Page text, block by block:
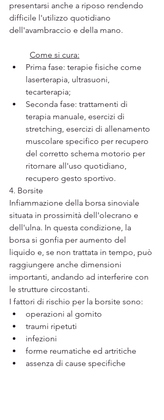
presentarsi anche a riposo rendendo
difficile l'utilizzo quotidiano
dell'avambraccio e della mano.
Come si cura:
Prima fase: terapie fisiche come
laserterapia, ultrasuoni,
tecarterapia;
Seconda fase: trattamenti di
terapia manuale, esercizi di
stretching, esercizi di allenamento
muscolare specifico per recupero
del corretto schema motorio per
ritornare all'uso quotidiano,
recupero gesto sportivo.
4. Borsite
Infiammazione della borsa sinoviale
situata in prossimità dell'olecrano e
dell'ulna. In questa condizione, la
borsa si gonfia per aumento del
liquido e, se non trattata in tempo, può
raggiungere anche dimensioni
importanti, andando ad interferire con
le strutture circostanti.
I fattori di rischio per la borsite sono:
operazioni al gomito
traumi ripetuti
infezioni
forme reumatiche ed artritiche
assenza di cause specifiche